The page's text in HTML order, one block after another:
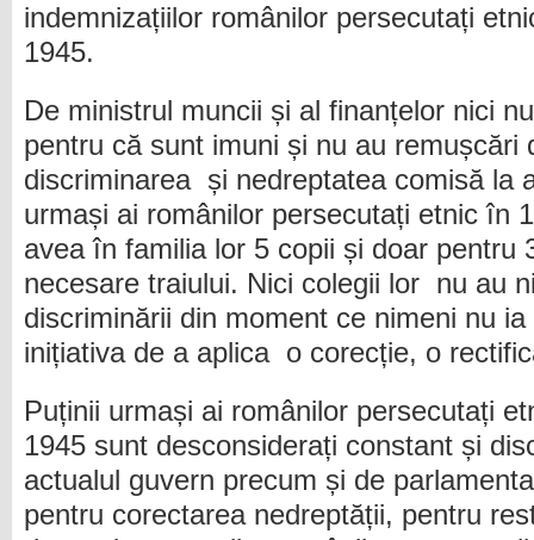
indemnizațiilor românilor persecutați
1945.
De ministrul muncii și al finanțelor nici
pentru că sunt imuni și nu au remușcări
discriminarea și nedreptatea comisă la
urmași ai românilor persecutați etnic în
avea în familia lor 5 copii și doar pentru
necesare traiului. Nici colegii lor nu au
discriminării din moment ce nimeni nu
inițiativa de a aplica o corecție, o
Puținii urmași ai românilor persecutați
1945 sunt desconsiderați constant și
actualul guvern precum și de
pentru corectarea nedreptății, pentru